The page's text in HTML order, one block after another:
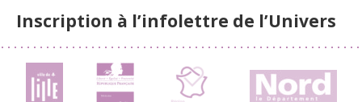
Inscription à l’infolettre de l’Univers